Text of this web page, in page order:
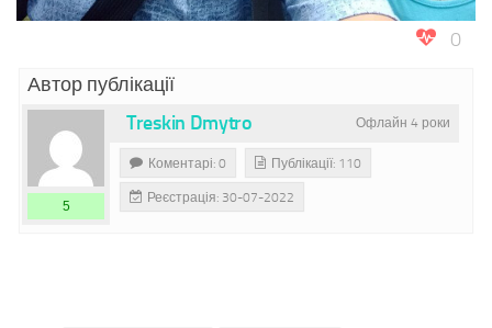
0
Автор публікації
Офлайн 4 роки
Treskin Dmytro
5
Коментарі: 0 Публікації: 110
Реєстрація: 30-07-2022